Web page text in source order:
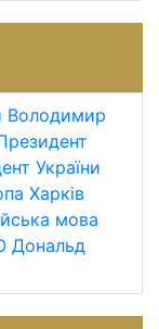
Володимир
України
Харків
мова
Дональд